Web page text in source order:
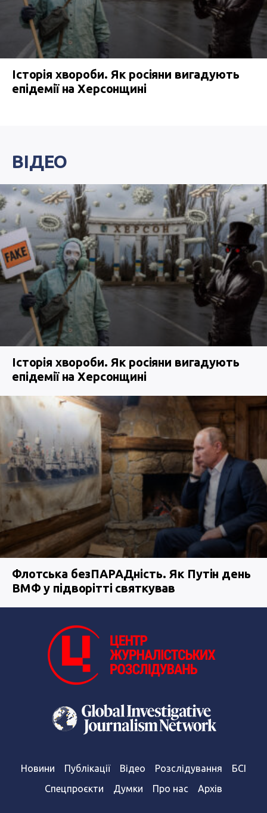
Історія хвороби. Як росіяни вигадують
епідемії на Херсонщині
ВІДЕО
Історія хвороби. Як росіяни вигадують
епідемії на Херсонщині
Флотська безПАРАДність. Як Путін день
ВМФ у підворітті святкував
Новини Публікації Відео Розслідування
БСІ
Спецпроєкти
Думки Про нас Архів